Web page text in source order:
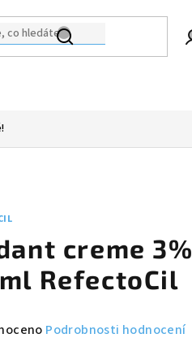
creme 3%
RefectoCil
Podrobnosti hodnocení